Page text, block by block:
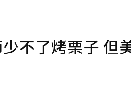
不了烤栗子 但